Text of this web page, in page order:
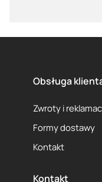
Obsługa
Zwroty i
Formy dostawy
Kontakt
Kontakt